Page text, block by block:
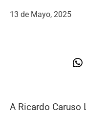
13 de Mayo, 2025
A Ricardo